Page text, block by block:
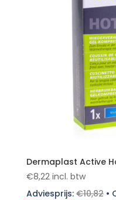
Dermaplast Active
€8,22 incl. btw
Adviesprijs:€10,82•